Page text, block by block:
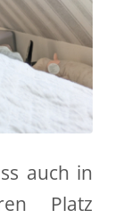
auch in
Platz